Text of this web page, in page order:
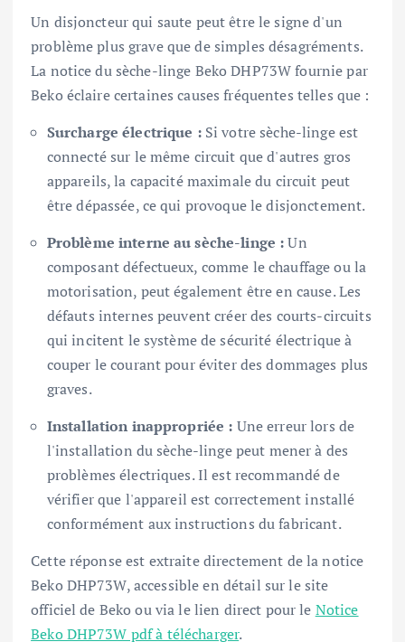
Un disjoncteur qui saute peut être le signe d'un
problème plus grave que de simples désagréments.
La notice du sèche-linge Beko DHP73W fournie par
Beko éclaire certaines causes fréquentes telles que :
Surcharge électrique :Si votre sèche-linge est
connecté sur le même circuit que d'autres gros
appareils, la capacité maximale du circuit peut
être dépassée, ce qui provoque le disjonctement.
Problème interne au sèche-linge :Un
composant défectueux, comme le chauffage ou la
motorisation, peut également être en cause. Les
défauts internes peuvent créer des courts-circuits
qui incitent le système de sécurité électrique à
couper le courant pour éviter des dommages plus
graves.
Installation inappropriée : Une erreur lors de
l'installation du sèche-linge peut mener à des
problèmes électriques. Il est recommandé de
vérifier que l'appareil est correctement installé
conformément aux instructions du fabricant.
Cette réponse est extraite directement de la notice
Beko DHP73W, accessible en détail sur le site
officiel de Beko ou via le lien direct pour le Notice
Beko DHP73W pdf à télécharger.